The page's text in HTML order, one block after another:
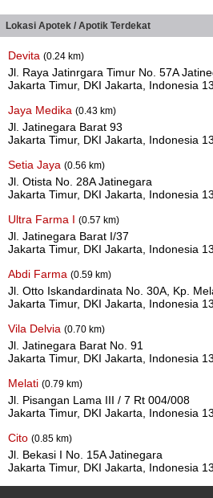
Lokasi Apotek / Apotik Terdekat
Devita (0.24 km)
Jl. Raya Jatinrgara Timur No. 57A
Jakarta Timur, DKI Jakarta, Indonesia
Jaya Medika (0.43 km)
Jl. Jatinegara Barat 93
Jakarta Timur, DKI Jakarta, Indonesia
Setia Jaya (0.56 km)
Jl. Otista No. 28A Jatinegara
Jakarta Timur, DKI Jakarta, Indonesia
Ultra Farma I (0.57 km)
Jl. Jatinegara Barat I/37
Jakarta Timur, DKI Jakarta, Indonesia
Abdi Farma (0.59 km)
Jl. Otto Iskandardinata No. 30A, Kp.
Jakarta Timur, DKI Jakarta, Indonesia
Vila Delvia (0.70 km)
Jl. Jatinegara Barat No. 91
Jakarta Timur, DKI Jakarta, Indonesia
Melati (0.79 km)
Jl. Pisangan Lama III / 7 Rt 004/008
Jakarta Timur, DKI Jakarta, Indonesia
Cito (0.85 km)
Jl. Bekasi I No. 15A Jatinegara
Jakarta Timur, DKI Jakarta, Indonesia